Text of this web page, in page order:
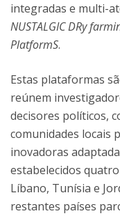
integradas e multi-
NUSTALGIC DRy
PlatformS.
Estas plataformas
reúnem
decisores políticos,
comunidades locais
inovadoras
estabelecidos
Líbano, Tunísia e
restantes países